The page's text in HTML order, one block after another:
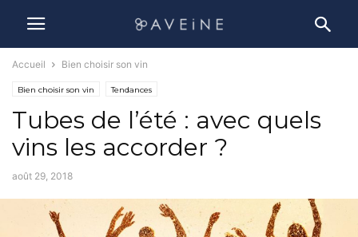
Accueil Bien choisir son vin
Bien choisir son vin Tendances
Tubes de l’été : avec quels
vins les accorder ?
août 29, 2018